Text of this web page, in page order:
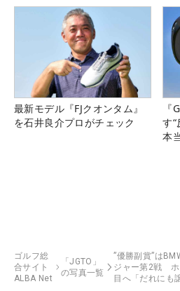
最新モデル『FJクオンタム』
を石井良介プロがチェック
『
す
本
ゴルフ総
合サイト
ALBA Net
「JGTO」
の写真一覧
”優勝副賞”は
ジャー第2戦 ホ
目へ「だれにも